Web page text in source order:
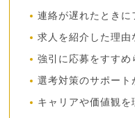
連絡が遅れたときに
求人を紹介した理由
強引に応募をすすめ
選考対策のサポート
キャリアや価値観を